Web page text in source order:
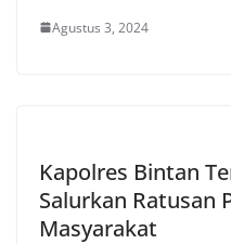
Agustus 3, 2024
Kapolres Bintan
Salurkan Ratusan
Masyarakat